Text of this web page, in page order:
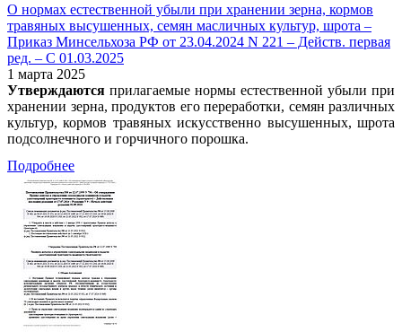
О нормах естественной убыли при хранении зерна, кормов
травяных высушенных, семян масличных культур, шрота –
Приказ Минсельхоза РФ от 23.04.2024 N 221 – Действ. первая
ред. – С 01.03.2025
1 марта 2025
Утверждаются прилагаемые нормы естественной убыли при
хранении зерна, продуктов его переработки, семян различных
культур, кормов травяных искусственно высушенных, шрота
подсолнечного и горчичного порошка.
Подробнее